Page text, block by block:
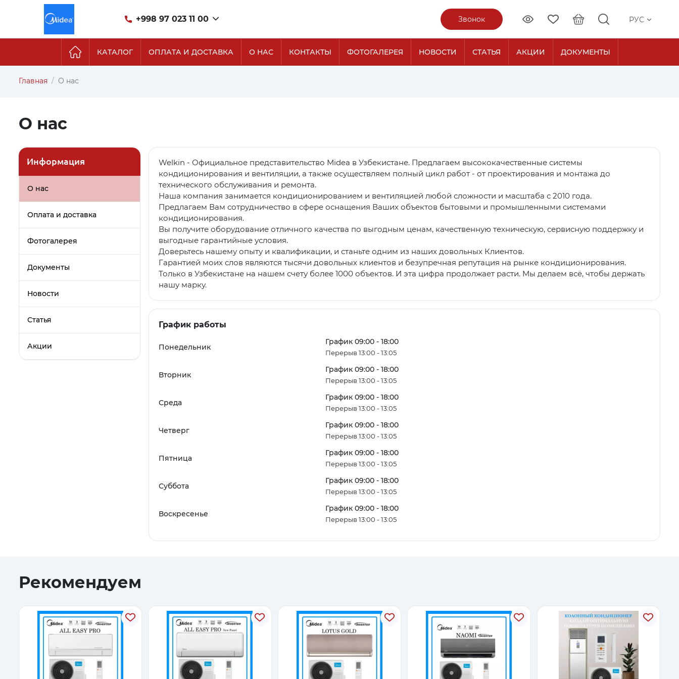
+998 97 023 11 00 Звонок РУС
КАТАЛОГ ОПЛАТА И ДОСТАВКА О НАС КОНТАКТЫ ФОТОГАЛЕРЕЯ НОВОСТИ СТАТЬЯ АКЦИИ ДОКУМЕНТЫ
Главная О нас
О нас
Информация
О нас
Оплата и доставка
Фотогалерея
Документы
Новости
Статья
Акции
Welkin - Официальное представительство Midea в Узбекистане. Предлагаем высококачественные системы
кондиционирования и вентиляции, а также осуществляем полный цикл работ - от проектирования и монтажа до
технического обслуживания и ремонта.
Наша компания занимается кондиционированием и вентиляцией любой сложности и масштаба с 2010 года.
Предлагаем Вам сотрудничество в сфере оснащения Ваших объектов бытовыми и промышленными системами
кондиционирования.
Вы получите оборудование отличного качества по выгодным ценам, качественную техническую, сервисную поддержку и
выгодные гарантийные условия.
Доверьтесь нашему опыту и квалификации, и станьте одним из наших довольных Клиентов.
Гарантией моих слов являются тысячи довольных клиентов и безупречная репутация на рынке кондиционирования.
Только в Узбекистане на нашем счету более 1000 объектов. И эта цифра продолжает расти. Мы делаем всё, чтобы держать
нашу марку.
График работы
Понедельник
График 09:00 - 18:00
Перерыв 13:00 - 13:05
Вторник
График 09:00 - 18:00
Перерыв 13:00 - 13:05
Среда
График 09:00 - 18:00
Перерыв 13:00 - 13:05
Четверг
График 09:00 - 18:00
Перерыв 13:00 - 13:05
Пятница
График 09:00 - 18:00
Перерыв 13:00 - 13:05
Суббота
График 09:00 - 18:00
Перерыв 13:00 - 13:05
Воскресенье
График 09:00 - 18:00
Перерыв 13:00 - 13:05
Рекомендуем